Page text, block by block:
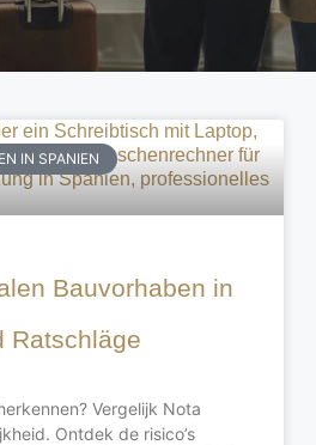
IN SPANIEN
Bauvorhaben in
Ratschläge
Vergelijk Nota
Ontdek de risico’s